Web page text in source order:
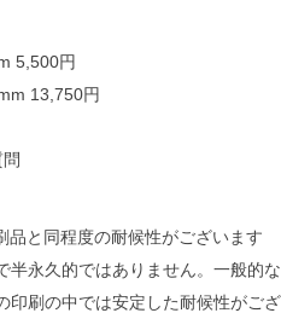
5,500円
13,750円
品と同程度の耐候性がございます
半永久的ではありません。一般的な
印刷の中では安定した耐候性がござ